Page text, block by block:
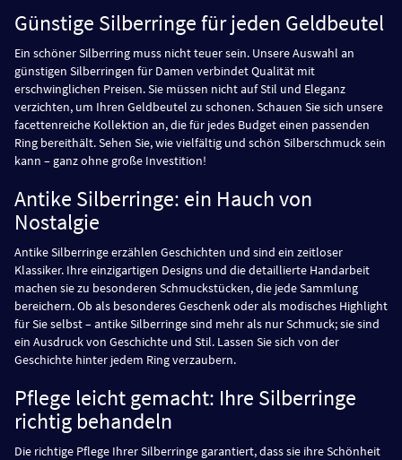
Günstige Silberringe für jeden Geldbeutel
Ein schöner Silberring muss nicht teuer sein. Unsere Auswahl an
günstigen Silberringen für Damen verbindet Qualität mit
erschwinglichen Preisen. Sie müssen nicht auf Stil und Eleganz
verzichten, um Ihren Geldbeutel zu schonen. Schauen Sie sich unsere
facettenreiche Kollektion an, die für jedes Budget einen passenden
Ring bereithält. Sehen Sie, wie vielfältig und schön Silberschmuck sein
kann – ganz ohne große Investition!
Antike Silberringe: ein Hauch von
Nostalgie
Antike Silberringe erzählen Geschichten und sind ein zeitloser
Klassiker. Ihre einzigartigen Designs und die detaillierte Handarbeit
machen sie zu besonderen Schmuckstücken, die jede Sammlung
bereichern. Ob als besonderes Geschenk oder als modisches Highlight
für Sie selbst – antike Silberringe sind mehr als nur Schmuck; sie sind
ein Ausdruck von Geschichte und Stil. Lassen Sie sich von der
Geschichte hinter jedem Ring verzaubern.
Pflege leicht gemacht: Ihre Silberringe
richtig behandeln
Die richtige Pflege Ihrer Silberringe garantiert, dass sie ihre Schönheit